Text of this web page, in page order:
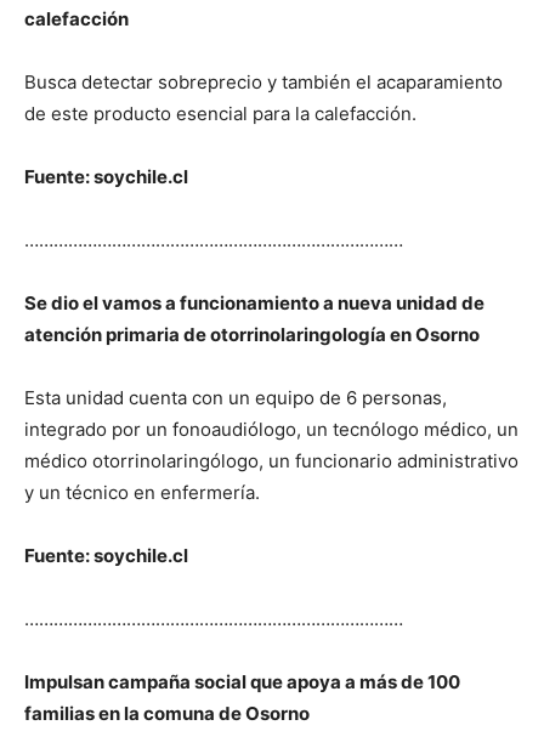
calefacción
Busca detectar sobreprecio y también el acaparamiento
de este producto esencial para la calefacción.
Fuente: soychile.cl
……………………………………………………………………
Se dio el vamos a funcionamiento a nueva unidad de
atención primaria de otorrinolaringología en Osorno
Esta unidad cuenta con un equipo de 6 personas,
integrado por un fonoaudiólogo, un tecnólogo médico, un
médico otorrinolaringólogo, un funcionario administrativo
y un técnico en enfermería.
Fuente: soychile.cl
……………………………………………………………………
Impulsan campaña social que apoya a más de 100
familias en la comuna de Osorno